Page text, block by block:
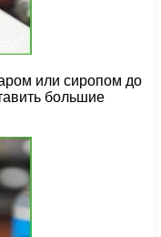
или сиропом до
большие